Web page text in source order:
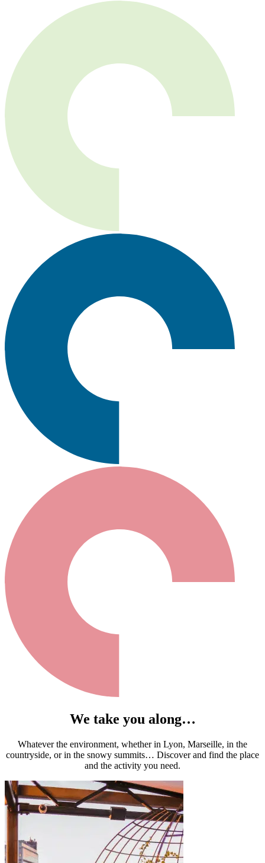
We take you along…
Whatever the environment, whether in Lyon, Marseille, in the
countryside, or in the snowy summits… Discover and find the place
and the activity you need.